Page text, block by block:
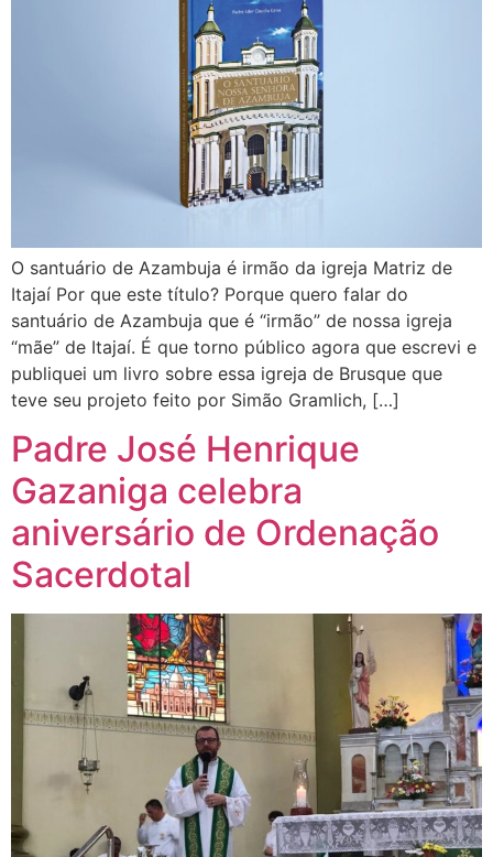
O santuário de Azambuja é irmão da igreja Matriz de
Itajaí Por que este título? Porque quero falar do
santuário de Azambuja que é “irmão” de nossa igreja
“mãe” de Itajaí. É que torno público agora que escrevi e
publiquei um livro sobre essa igreja de Brusque que
teve seu projeto feito por Simão Gramlich, […]
Padre José Henrique
Gazaniga celebra
aniversário de Ordenação
Sacerdotal